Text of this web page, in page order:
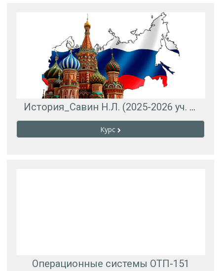
История_Савин Н.Л. (2025-2026 уч. год)
Курс
Операционные системы ОТП-151